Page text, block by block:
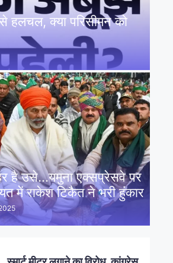
से हलचल, क्या परिसीमन को
है उसे…यमुना एक्सप्रेसवे पर
में राकेश टिकैत ने भरी हुंकार
नलखेड़ा: मां बगलामुखी मंदिर क्षेत्र में